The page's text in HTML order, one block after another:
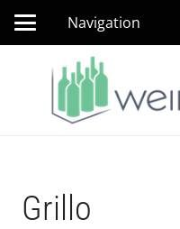
Navigation
Grillo